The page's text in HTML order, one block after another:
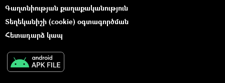
Գաղտնիության քաղաքականություն
Տեղեկանիշի (cookie) օգտագործման
Հետադարձ կապ